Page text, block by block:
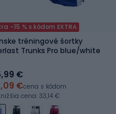
-15 % s kódom EXTRA
tréningové šortky
Trunks Pro blue/white
€
€cena s kódom
cena: 33,14 €